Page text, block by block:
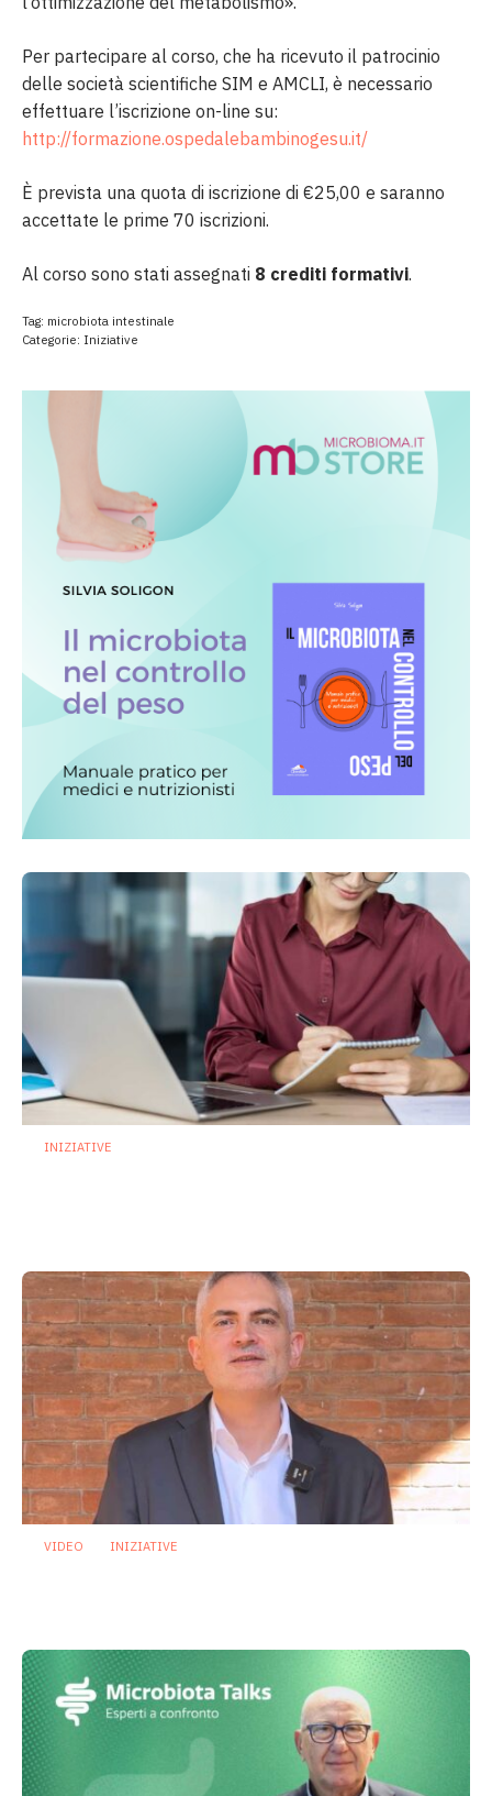
Per partecipare al corso, che ha ricevuto il patrocinio
delle società scientifiche SIM e AMCLI, è necessario
effettuare l’iscrizione on-line su:
http://formazione.ospedalebambinogesu.it/
È prevista una quota di iscrizione di €25,00 e saranno
accettate le prime 70 iscrizioni.
Al corso sono stati assegnati 8 crediti formativi.
Tag: microbiota intestinale
Categorie: Iniziative
INIZIATIVE
VIDEO INIZIATIVE